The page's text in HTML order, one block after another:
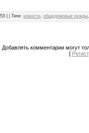
| |Теги:новости,общедомовые нужды
Добавлять комментарии могут
[